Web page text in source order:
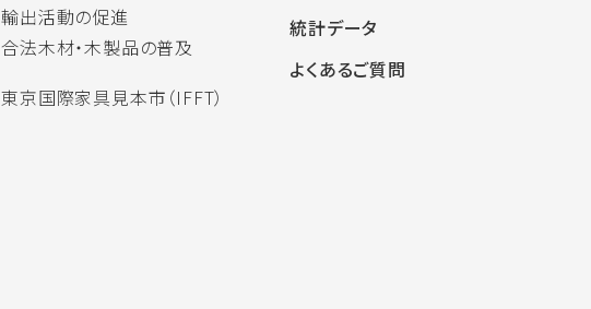
輸出活動の促進
合法木材・木製品の普及
東京国際家具見本市（IFFT）
統計データ
よくあるご質問